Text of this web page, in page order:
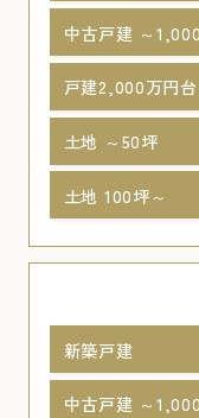
中古戸建 ～
戸建2,000万円台
土地 ～50坪
土地 100坪～
新築戸建
中古戸建 ～